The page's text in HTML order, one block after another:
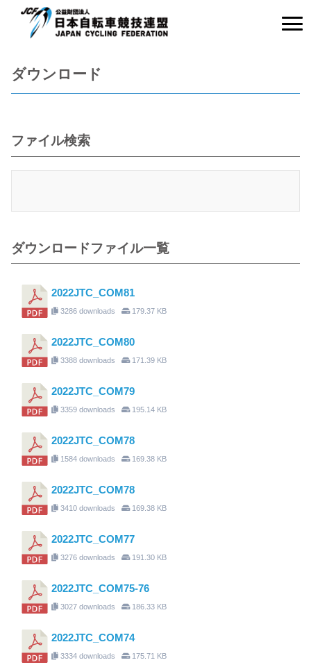
ダウンロード
ファイル検索
ダウンロードファイル一覧
2022JTC_COM81
3286 downloads 179.37 KB
2022JTC_COM80
3388 downloads 171.39 KB
2022JTC_COM79
3359 downloads 195.14 KB
2022JTC_COM78
1584 downloads 169.38 KB
2022JTC_COM78
3410 downloads 169.38 KB
2022JTC_COM77
3276 downloads 191.30 KB
2022JTC_COM75-76
3027 downloads 186.33 KB
2022JTC_COM74
3334 downloads 175.71 KB